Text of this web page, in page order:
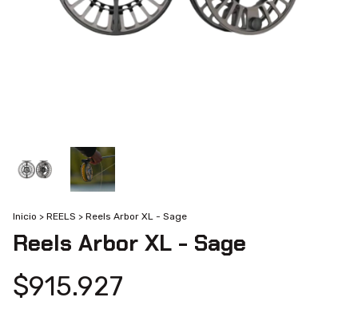
Inicio > REELS > Reels Arbor XL - Sage
Reels Arbor XL - Sage
$915.927